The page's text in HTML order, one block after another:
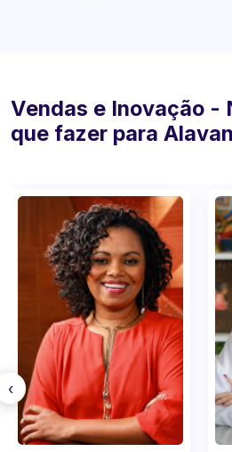
Vendas e Inovação -
que fazer para
‹